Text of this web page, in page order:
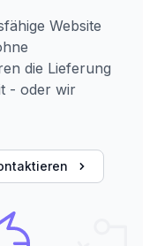
Website
die Lieferung
- oder wir